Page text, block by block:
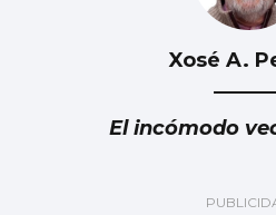
Xosé A.
El incómodo